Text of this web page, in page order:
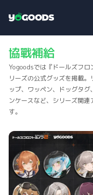
o
o
o
d
s
協戰補給‌
Yogoodsでは『ドールズフ
リーズの公式グッズを掲載
ップ、ワッペン、ドッグタ
ンケースなど、シリーズ関
す。